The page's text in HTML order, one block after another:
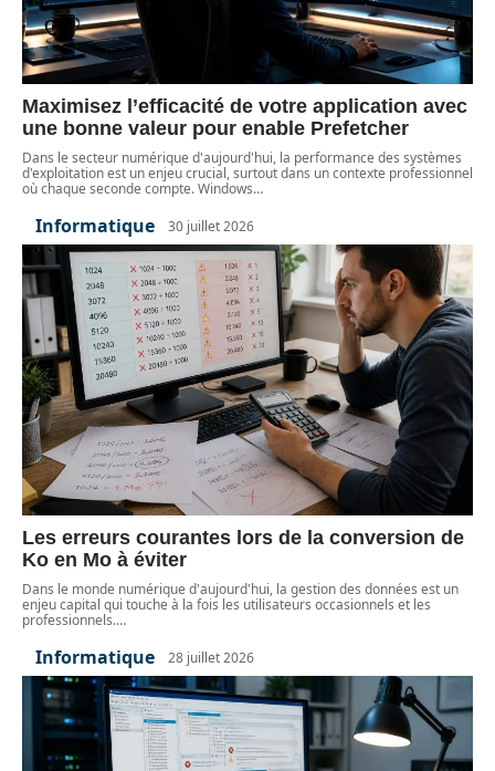
Maximisez l’efficacité de votre application avec
une bonne valeur pour enable Prefetcher
Dans le secteur numérique d'aujourd'hui, la performance des systèmes
d'exploitation est un enjeu crucial, surtout dans un contexte professionnel
où chaque seconde compte. Windows…
Informatique 30 juillet 2026
Les erreurs courantes lors de la conversion de
Ko en Mo à éviter
Dans le monde numérique d'aujourd'hui, la gestion des données est un
enjeu capital qui touche à la fois les utilisateurs occasionnels et les
professionnels.…
Informatique 28 juillet 2026